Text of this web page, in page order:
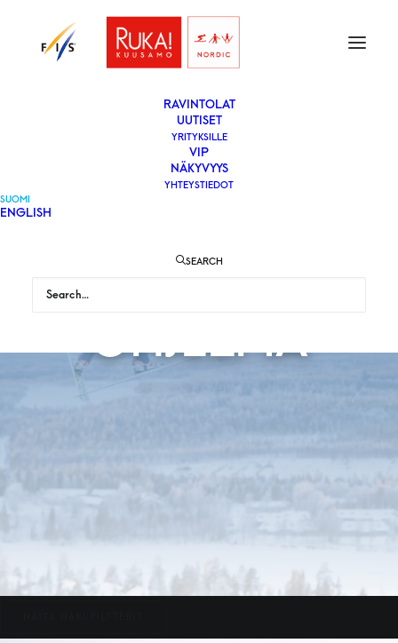
VAPAAEHTOISEKSI
YLEISÖLLE
­RAVINTOLAT
UUTISET
YRITYKSILLE
VIP
NÄKYVYYS
YHTEYSTIEDOT
SUOMI
ENGLISH
SEARCH
OHJELMA